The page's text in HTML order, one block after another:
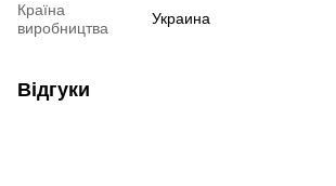
Країна
виробництва
Украина
Відгуки